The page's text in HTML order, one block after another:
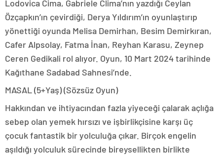
Lodovica Cima, Gabriele Clima’nın yazdığı Ceylan
Özçapkın’ın çevirdiği, Derya Yıldırım’ın oyunlaştırıp
yönettiği oyunda Melisa Demirhan, Besim Demirkıran,
Cafer Alpsolay, Fatma İnan, Reyhan Karasu, Zeynep
Ceren Gedikali rol alıyor. Oyun, 10 Mart 2024 tarihinde
Kağıthane Sadabad Sahnesi’nde.
MASAL (5+Yaş) (Sözsüz Oyun)
Hakkından ve ihtiyacından fazla yiyeceği çalarak açlığa
sebep olan yemek hırsızı ve işbirlikçisine karşı üç
çocuk fantastik bir yolculuğa çıkar. Birçok engelin
aşıldığı yolculuk sürecinde bireysellikten birlikte